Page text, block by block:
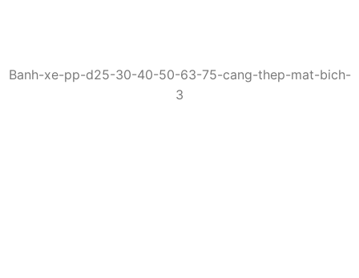
Banh-xe-pp-d25-30-40-50-63-75-cang-thep-mat-bich-
3